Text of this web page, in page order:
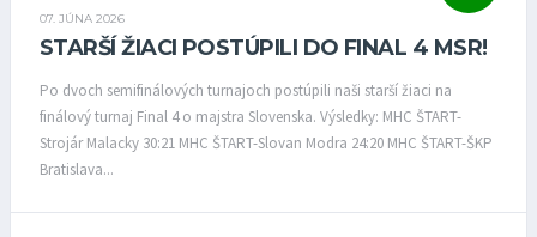
07. JÚNA 2026
STARŠÍ ŽIACI POSTÚPILI DO FINAL 4 MSR!
Po dvoch semifinálových turnajoch postúpili naši starší žiaci na
finálový turnaj Final 4 o majstra Slovenska. Výsledky: MHC ŠTART-
Strojár Malacky 30:21 MHC ŠTART-Slovan Modra 24:20 MHC ŠTART-ŠKP
Bratislava...